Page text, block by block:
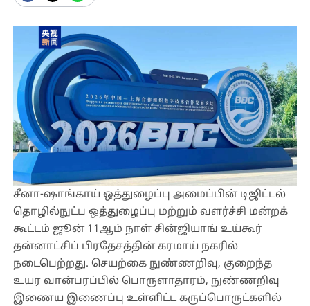
சீனா-ஷாங்காய் ஒத்துழைப்பு அமைப்பின் டிஜிட்டல்
தொழில்நுட்ப ஒத்துழைப்பு மற்றும் வளர்ச்சி மன்றக்
கூட்டம் ஜூன் 11ஆம் நாள் சின்ஜியாங் உய்கூர்
தன்னாட்சிப் பிரதேசத்தின் கரமாய் நகரில்
நடைபெற்றது. செயற்கை நுண்ணறிவு, குறைந்த
உயர வான்பரப்பில் பொருளாதாரம், நுண்ணறிவு
இணைய இணைப்பு உள்ளிட்ட கருப்பொருட்களில்